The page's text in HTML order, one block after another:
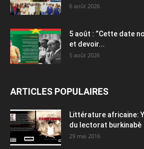
6 août 2026
5 août : ”Cette date
et devoir...
5 août 2026
ARTICLES POPULAIRES
Littérature africaine:
du lectorat burkinabè
29 mai 2016